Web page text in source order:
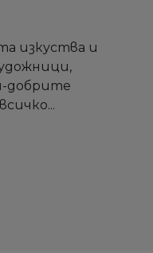
изкуства и
добрите